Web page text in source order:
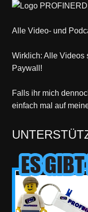
Alle Video- und
Wirklich: Alle Videos
Paywall!
Falls ihr mich
einfach mal auf